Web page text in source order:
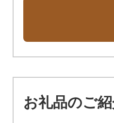
お礼品のご